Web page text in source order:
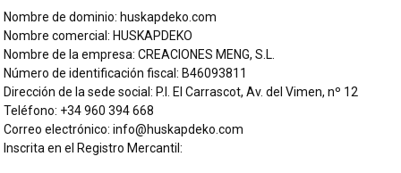
Nombre de dominio: huskapdeko.com
Nombre comercial: HUSKAPDEKO
Nombre de la empresa: CREACIONES MENG, S.L.
Número de identificación fiscal: B46093811
Dirección de la sede social: P.I. El Carrascot, Av. del Vimen, nº 12
Teléfono: +34 960 394 668
Correo electrónico: info@huskapdeko.com
Inscrita en el Registro Mercantil: